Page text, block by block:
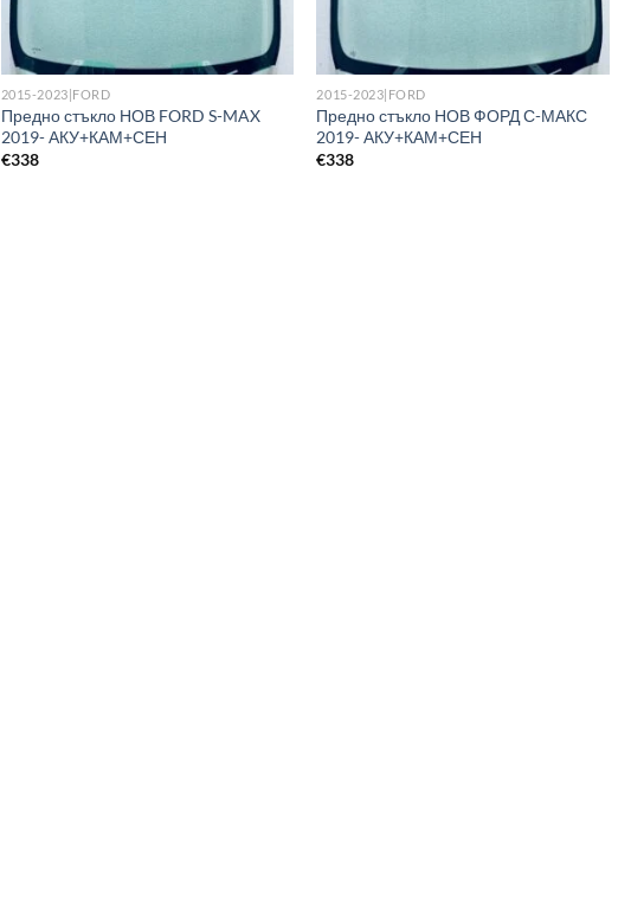
2015-2023|FORD
Предно стъкло НОВ FORD S-MAX
2019- АКУ+КАМ+СЕН
€338
2015-2023|FORD
Предно стъкло НОВ ФОРД С-МАКС
2019- АКУ+КАМ+СЕН
€338